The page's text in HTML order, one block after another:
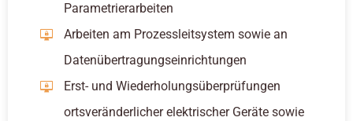
Parametrierarbeiten
Arbeiten am Prozessleitsystem sowie an
Datenübertragungseinrichtungen
Erst- und Wiederholungsüberprüfungen
ortsveränderlicher elektrischer Geräte sowie